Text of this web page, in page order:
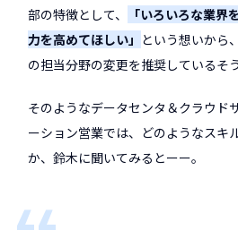
部の特徴として、
「いろいろな業界
力を高めてほしい」 という想いから
の担当分野の変更を推奨しているそう
そのようなデータセンタ＆クラウド
ーション営業では、どのようなスキ
か、鈴木に聞いてみるとーー。